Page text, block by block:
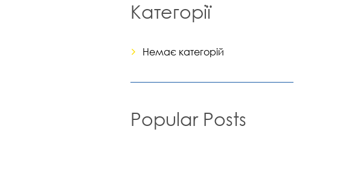
Категорії
Немає категорій
Popular Posts